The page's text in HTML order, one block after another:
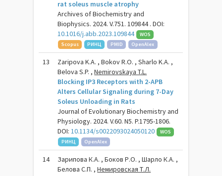
rat soleus muscle atrophy
Archives of Biochemistry and
Biophysics. 2024. V.751. 109844 . DOI:
10.1016/j.abb.2023.109844
WOS
Scopus
РИНЦ PMID OpenAlex
13
Zaripova K.A. , Bokov R.O. , Sharlo K.A. ,
Belova S.P. ,Nemirovskaya T.L.
Blocking IP3 Receptors with 2-APB
Alters Cellular Signaling during 7-Day
Soleus Unloading in Rats
Journal of Evolutionary Biochemistry and
Physiology. 2024. V.60. N5. P.1795-1806.
DOI:10.1134/s0022093024050120
WOS
РИНЦ
OpenAlex
14
Зарипова К.А. , Боков Р.О. , Шарло К.А. ,
Белова С.П. ,Немировская Т.Л.